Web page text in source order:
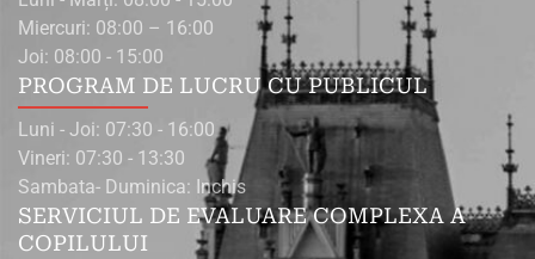
PROGRAM DE LUCRU CU PUBLICUL
Luni - Joi: 07:30 - 16:00
Vineri: 07:30 - 13:30
Sambata- Duminica: Inchis
SERVICIUL DE EVALUARE COMPLEXA A
COPILULUI
Miercuri: 08:00 – 16:00
Joi: 08:00 - 15:00